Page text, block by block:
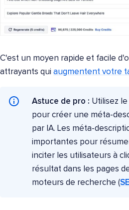
C'est un moyen rapide et facile
attrayants qui augmentent votre
Astuce de pro : Utilisez
pour créer une méta-
par IA. Les méta-
importantes pour
inciter les utilisateurs à
résultat dans les pages
moteurs de recherche (